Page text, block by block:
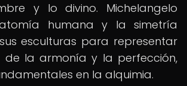
y lo divino. Michelangelo
humana y la simetría
esculturas para representar
de la armonía y la perfección,
en la alquimia.